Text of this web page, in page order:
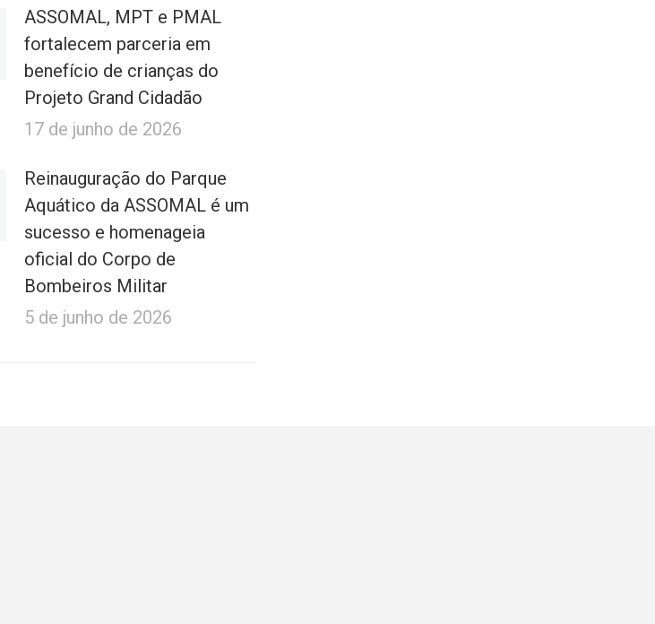
ASSOMAL, MPT e PMAL
fortalecem parceria em
benefício de crianças do
Projeto Grand Cidadão
17 de junho de 2026
Reinauguração do Parque
Aquático da ASSOMAL é um
sucesso e homenageia
oficial do Corpo de
Bombeiros Militar
5 de junho de 2026